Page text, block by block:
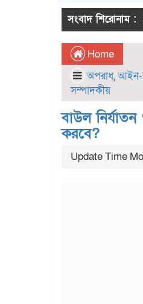
সংবাদ শিরোনাম :
Home
অপরাধ,
সম্পাদকীয়
বাউল নির্যাতন
করবে?
Update Time